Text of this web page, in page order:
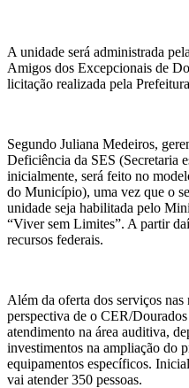
A unidade será administrada
Amigos dos Excepcionais de
licitação realizada pela
Segundo Juliana Medeiros,
Deficiência da SES (Secretaria
inicialmente, será feito no
do Município), uma vez que o
unidade seja habilitada pelo
“Viver sem Limites”. A partir
recursos federais.
Além da oferta dos serviços
perspectiva de o CER/
atendimento na área auditiva,
investimentos na ampliação do
equipamentos específicos.
vai atender 350 pessoas.